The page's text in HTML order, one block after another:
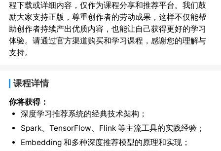
程下载或详细内容，仅作为课程分享和推荐平台。我们鼓
励大家支持正版，尊重创作者的劳动成果，这样不仅能帮
助创作者持续产出优质内容，也能让自己获得更好的学习
体验。请通过官方渠道购买和学习课程，感谢您的理解与
支持。
课程详情
你将获得：
深度学习推荐系统的经典技术架构；
Spark、TensorFlow、Flink 等主流工具的实践经验；
Embedding 和多种深度推荐模型的原理和实现；